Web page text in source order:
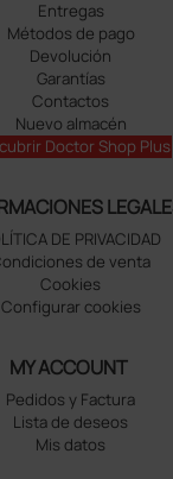
Entregas
Métodos de pago
Devolución
Garantías
Contactos
Nuevo almacén
Doctor Shop Plus
DE PRIVACIDAD
de venta
Cookies
Configurar cookies
MY ACCOUNT
Pedidos y Factura
Lista de deseos
Mis datos